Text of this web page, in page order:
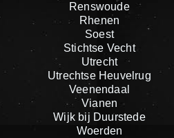
Renswoude
Rhenen
Soest
Stichtse Vecht
Utrecht
Utrechtse Heuvelrug
Veenendaal
Vianen
Wijk bij Duurstede
Woerden